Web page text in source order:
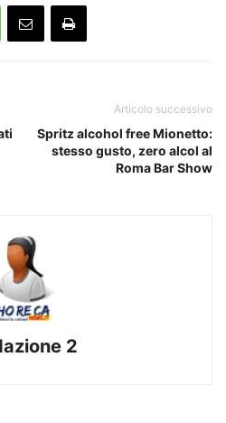
Articolo successivo
Spritz alcohol free Mionetto:
stesso gusto, zero alcol al
Roma Bar Show
2